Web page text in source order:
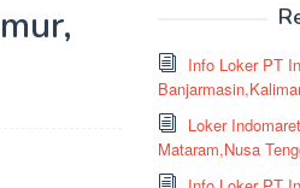
Info Loker PT
Loker
Mataram,Nusa